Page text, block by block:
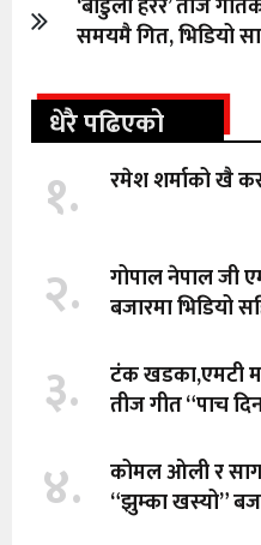
‘बाडुली हरर’ तीज
समयमै गित, भिडियो
धेरै पढिएको
१. रमेश शर्माको खै
२.
गोपाल नेपाल जी
बजारमा भिडियो
३.
टंक खडका,एमटी
तीज गीत “पाच
४.
कोमल ओली र
“झुम्का खस्यो”